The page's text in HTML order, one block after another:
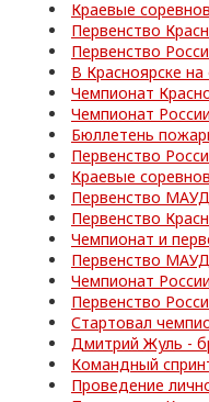
Краевые
Первенство
Первенство
В Красноярске
Чемпионат
Чемпионат
Бюллетень
Первенство
Краевые
Первенство
Первенство
Чемпионат и
Первенство
Чемпионат
Первенство
Стартовал
Дмитрий Жуль -
Командный
Проведение